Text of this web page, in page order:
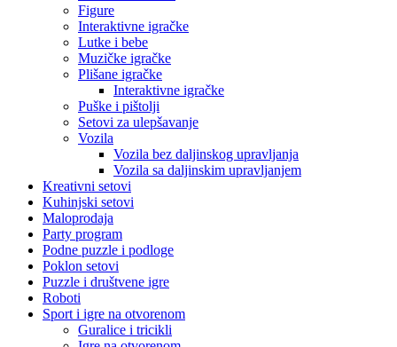
Figure
Interaktivne igračke
Lutke i bebe
Muzičke igračke
Plišane igračke
Interaktivne igračke
Puške i pištolji
Setovi za ulepšavanje
Vozila
Vozila bez daljinskog upravljanja
Vozila sa daljinskim upravljanjem
Kreativni setovi
Kuhinjski setovi
Maloprodaja
Party program
Podne puzzle i podloge
Poklon setovi
Puzzle i društvene igre
Roboti
Sport i igre na otvorenom
Guralice i tricikli